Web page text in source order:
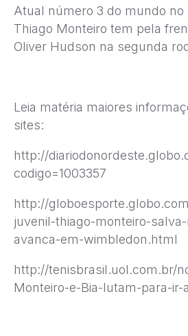
Atual número 3 do mundo no
Thiago Monteiro tem pela
Oliver Hudson na segunda
Leia matéria maiores
sites:
http://
codigo=1003357
http://
juvenil-thiago-monteiro-
avanca-em-wimbledon.html
http://tenisbrasil.uol.com.br/
Monteiro-e-Bia-lutam-para-ir-